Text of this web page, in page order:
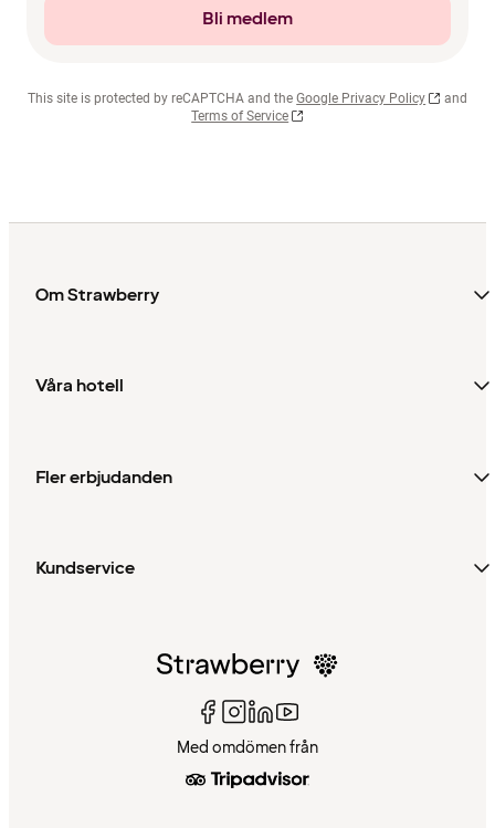
Bli medlem
This site is protected by reCAPTCHA and the Google Privacy Policy
and
Terms of Service
Om Strawberry
Våra hotell
Fler erbjudanden
Kundservice
Med omdömen från